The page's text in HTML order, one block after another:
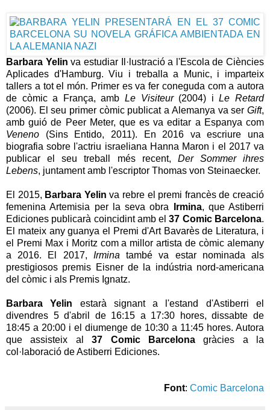
Barbara Yelin va estudiar Il·lustració a l'Escola de Ciències
Aplicades d'Hamburg. Viu i treballa a Munic, i imparteix
tallers a tot el món. Primer es va fer coneguda com a autora
de còmic a França, amb Le Visiteur(2004) iLe Retard
(2006). El seu primer còmic publicat a Alemanya va ser Gift,
amb guió de Peer Meter, que es va editar a Espanya com
Veneno (Sins Entido, 2011). En 2016 va escriure una
biografia sobre l'actriu israeliana Hanna Maron i el 2017 va
publicar el seu treball més recent, Der Sommer ihres
Lebens, juntament amb l'escriptor Thomas von Steinaecker.
El 2015, Barbara Yelin va rebre el premi francès de creació
femenina Artemisia per la seva obra
Irmina, que Astiberri
Ediciones publicarà coincidint amb el37 Comic Barcelona.
El mateix any guanya el Premi d'Art Bavarès de Literatura, i
el Premi Max i Moritz com a millor artista de còmic alemany
a 2016. El 2017, Irmina també va estar nominada als
prestigiosos premis Eisner de la indústria nord-americana
del còmic i als Premis Ignatz.
Barbara Yelin estarà signant a l'estand d'Astiberri el
divendres 5 d'abril de 16:15 a 17:30 hores, dissabte de
18:45 a 20:00 i el diumenge de 10:30 a 11:45 hores. Autora
que assisteix al37 Comic Barcelonagràcies a la
col·laboració de Astiberri Ediciones.
Font: Comic Barcelona